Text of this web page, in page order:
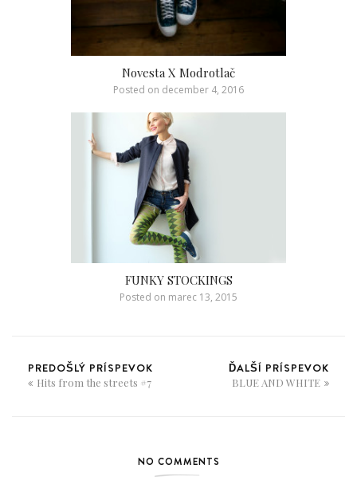
Novesta X Modrotlač
Posted on december 4, 2016
FUNKY STOCKINGS
Posted on marec 13, 2015
PREDOŠLÝ PRÍSPEVOK
Hits from the streets #7
ĎALŠÍ PRÍSPEVOK
BLUE AND WHITE
NO COMMENTS